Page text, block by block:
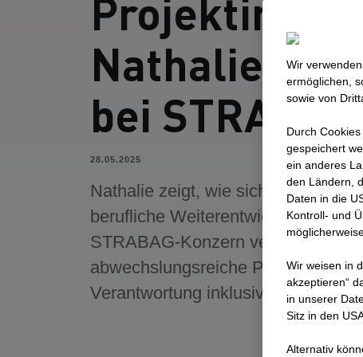
Nathalies
bei STRABAG
28.05.2025
Nathalie zeigt, wie sich Studium
berufliche Weiterentwicklung im
STRABAG-Konzern verbinden
abwechslungsreiche Projekte und
Verantwortung inklusive.
Wir
ermöglichen,
sowie von
Durch
gespeichert
ein anderes
den Ländern,
Daten in die
Kontroll- und
Wir weisen in
akzeptieren“
in unserer
Sitz in den
Alternativ